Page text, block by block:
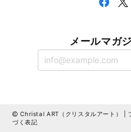
メールマガ
Christal ART（クリスタルアート） |
づく表記